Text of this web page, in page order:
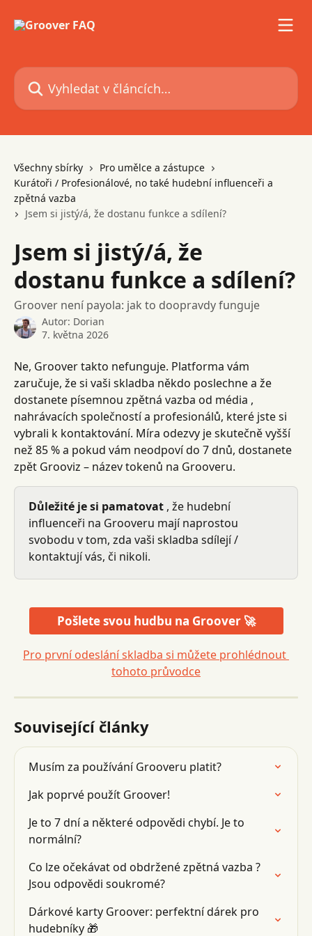
Vyhledat v článcích…
Všechny sbírky
Pro umělce a zástupce
Kurátoři / Profesionálové, no také hudební influenceři a
zpětná vazba
Jsem si jistý/á, že dostanu funkce a sdílení?
Jsem si jistý/á, že
dostanu funkce a sdílení?
Groover není payola: jak to doopravdy funguje
Autor: Dorian
7. května 2026
Ne, Groover takto nefunguje. Platforma vám
zaručuje, že si vaši skladba někdo poslechne a že
dostanete písemnou zpětná vazba od média ,
nahrávacích společností a profesionálů, které jste si
vybrali k kontaktování. Míra odezvy je skutečně vyšší
než 85 % a pokud vám neodpoví do 7 dnů, dostanete
zpět Grooviz – název tokenů na Grooveru.
Důležité je si pamatovat , že hudební
influenceři na Grooveru mají naprostou
svobodu v tom, zda vaši skladba sdílejí /
kontaktují vás, či nikoli.
Pošlete svou hudbu na Groover 🚀
Pro první odeslání skladba si můžete prohlédnout
tohoto průvodce
Související články
Musím za používání Grooveru platit?
Jak poprvé použít Groover!
Je to 7 dní a některé odpovědi chybí. Je to
normální?
Co lze očekávat od obdržené zpětná vazba ?
Jsou odpovědi soukromé?
Dárkové karty Groover: perfektní dárek pro
hudebníky 🎁